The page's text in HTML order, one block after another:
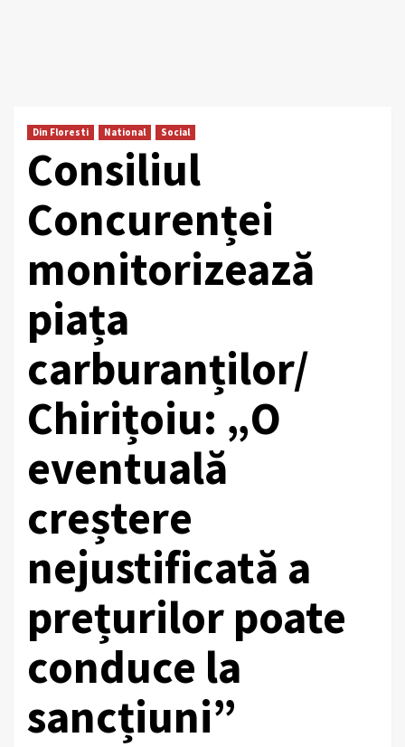
Din Floresti National Social
Consiliul
Concurenței
monitorizează
piața
carburanților/
Chirițoiu: „O
eventuală
creștere
nejustificată a
prețurilor poate
conduce la
sancțiuni”